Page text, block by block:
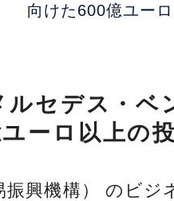
向けた600億ユー
セデス・ベ
ユーロ以上
振興機構） のビジ